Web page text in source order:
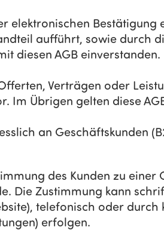
elektronischen Bestätigung
aufführt, sowie durch
diesen AGB einverstanden.
Verträgen oder
Im Übrigen gelten diese
an Geschäftskunden
des Kunden zu
Die Zustimmung kann
telefonisch oder durch
erfolgen.